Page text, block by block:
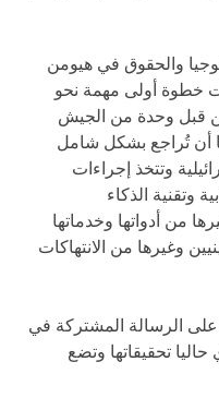
والحقوق في هيومن
خطوة أولى مهمة نحو
قبل وحدة من الجيش
أن تُراجع بشكل شامل
وتتخذ إجراءات
وتقنية الذكاء
من أدواتها وخدماتها
وغيرها من الانتهاكات
على الرسالة المشتركة في
حاليا تحقيقاتها وتضع